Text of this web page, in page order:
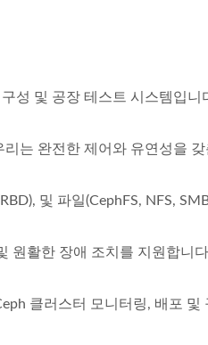
성 및 공장 테스트 시스템입니
는 완전한 제어와 유연성을
및 파일(CephFS, NFS,
원활한 장애 조치를 지원합니
클러스터 모니터링, 배포 및